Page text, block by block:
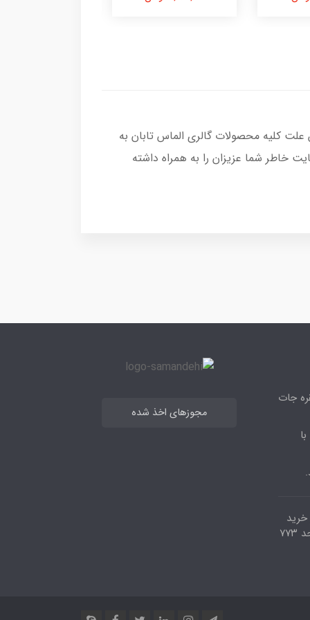
کلیه محصولات گالری الماس تابان به
خاطر شما عزیزان را به همراه داشته
جات
خرید
مجوزهای اخذ شده